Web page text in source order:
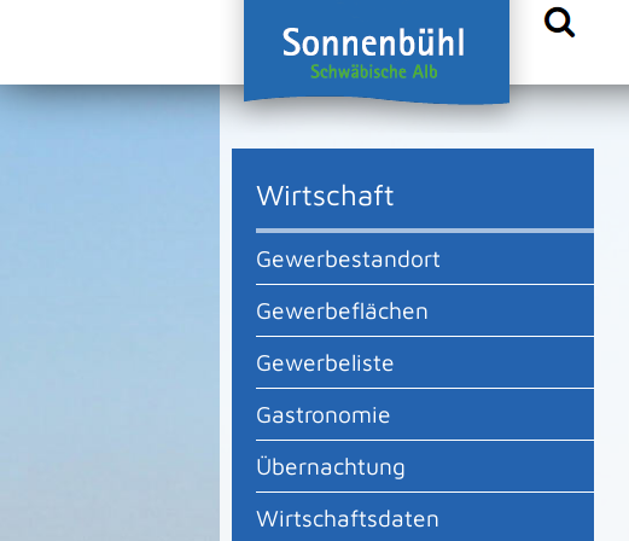
Wirtschaft
Gewerbestandort
Gewerbeflächen
Gewerbeliste
Gastronomie
Übernachtung
Wirtschaftsdaten